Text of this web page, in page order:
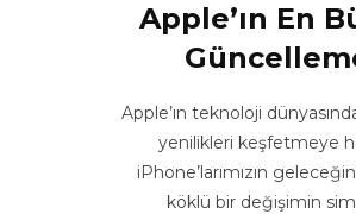
Apple’ın En
Apple’ın teknoloji
yenilikleri keşfetmeye
iPhone’larımızın
köklü bir değişimin